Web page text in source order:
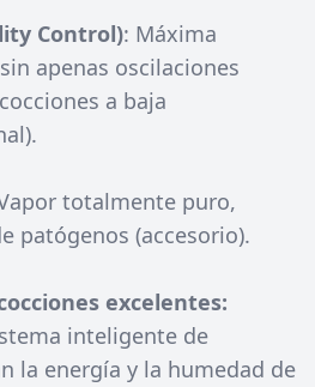
Control): Máxima
apenas oscilaciones
a baja
totalmente puro,
patógenos (accesorio).
excelentes:
inteligente de
la energía y la humedad de